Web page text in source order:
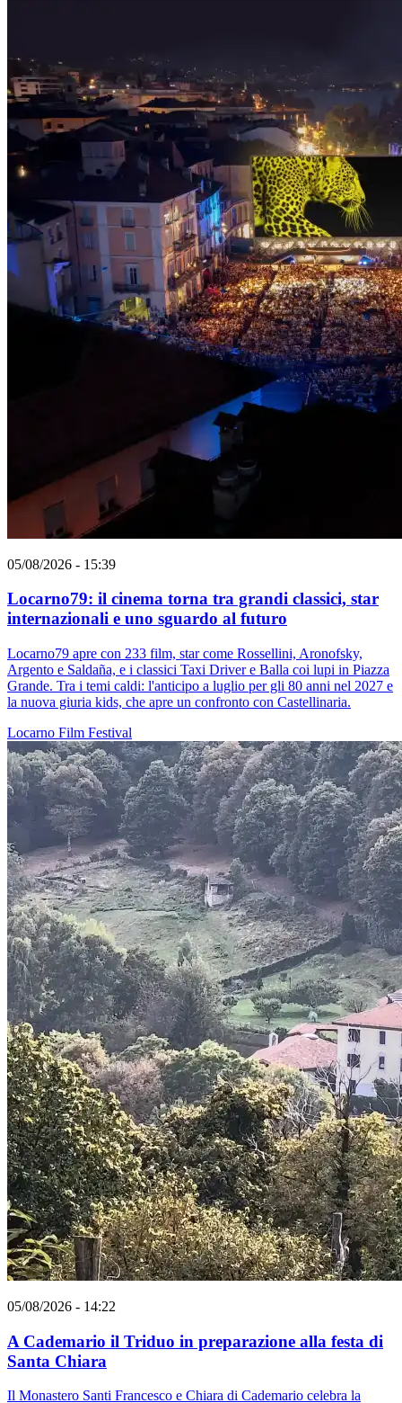
05/08/2026 - 15:39
Locarno79: il cinema torna tra grandi classici, star
internazionali e uno sguardo al futuro
Locarno79 apre con 233 film, star come Rossellini, Aronofsky,
Argento e Saldaña, e i classici Taxi Driver e Balla coi lupi in Piazza
Grande. Tra i temi caldi: l'anticipo a luglio per gli 80 anni nel 2027 e
la nuova giuria kids, che apre un confronto con Castellinaria.
Locarno Film Festival
05/08/2026 - 14:22
A Cademario il Triduo in preparazione alla festa di
Santa Chiara
Il Monastero Santi Francesco e Chiara di Cademario celebra la